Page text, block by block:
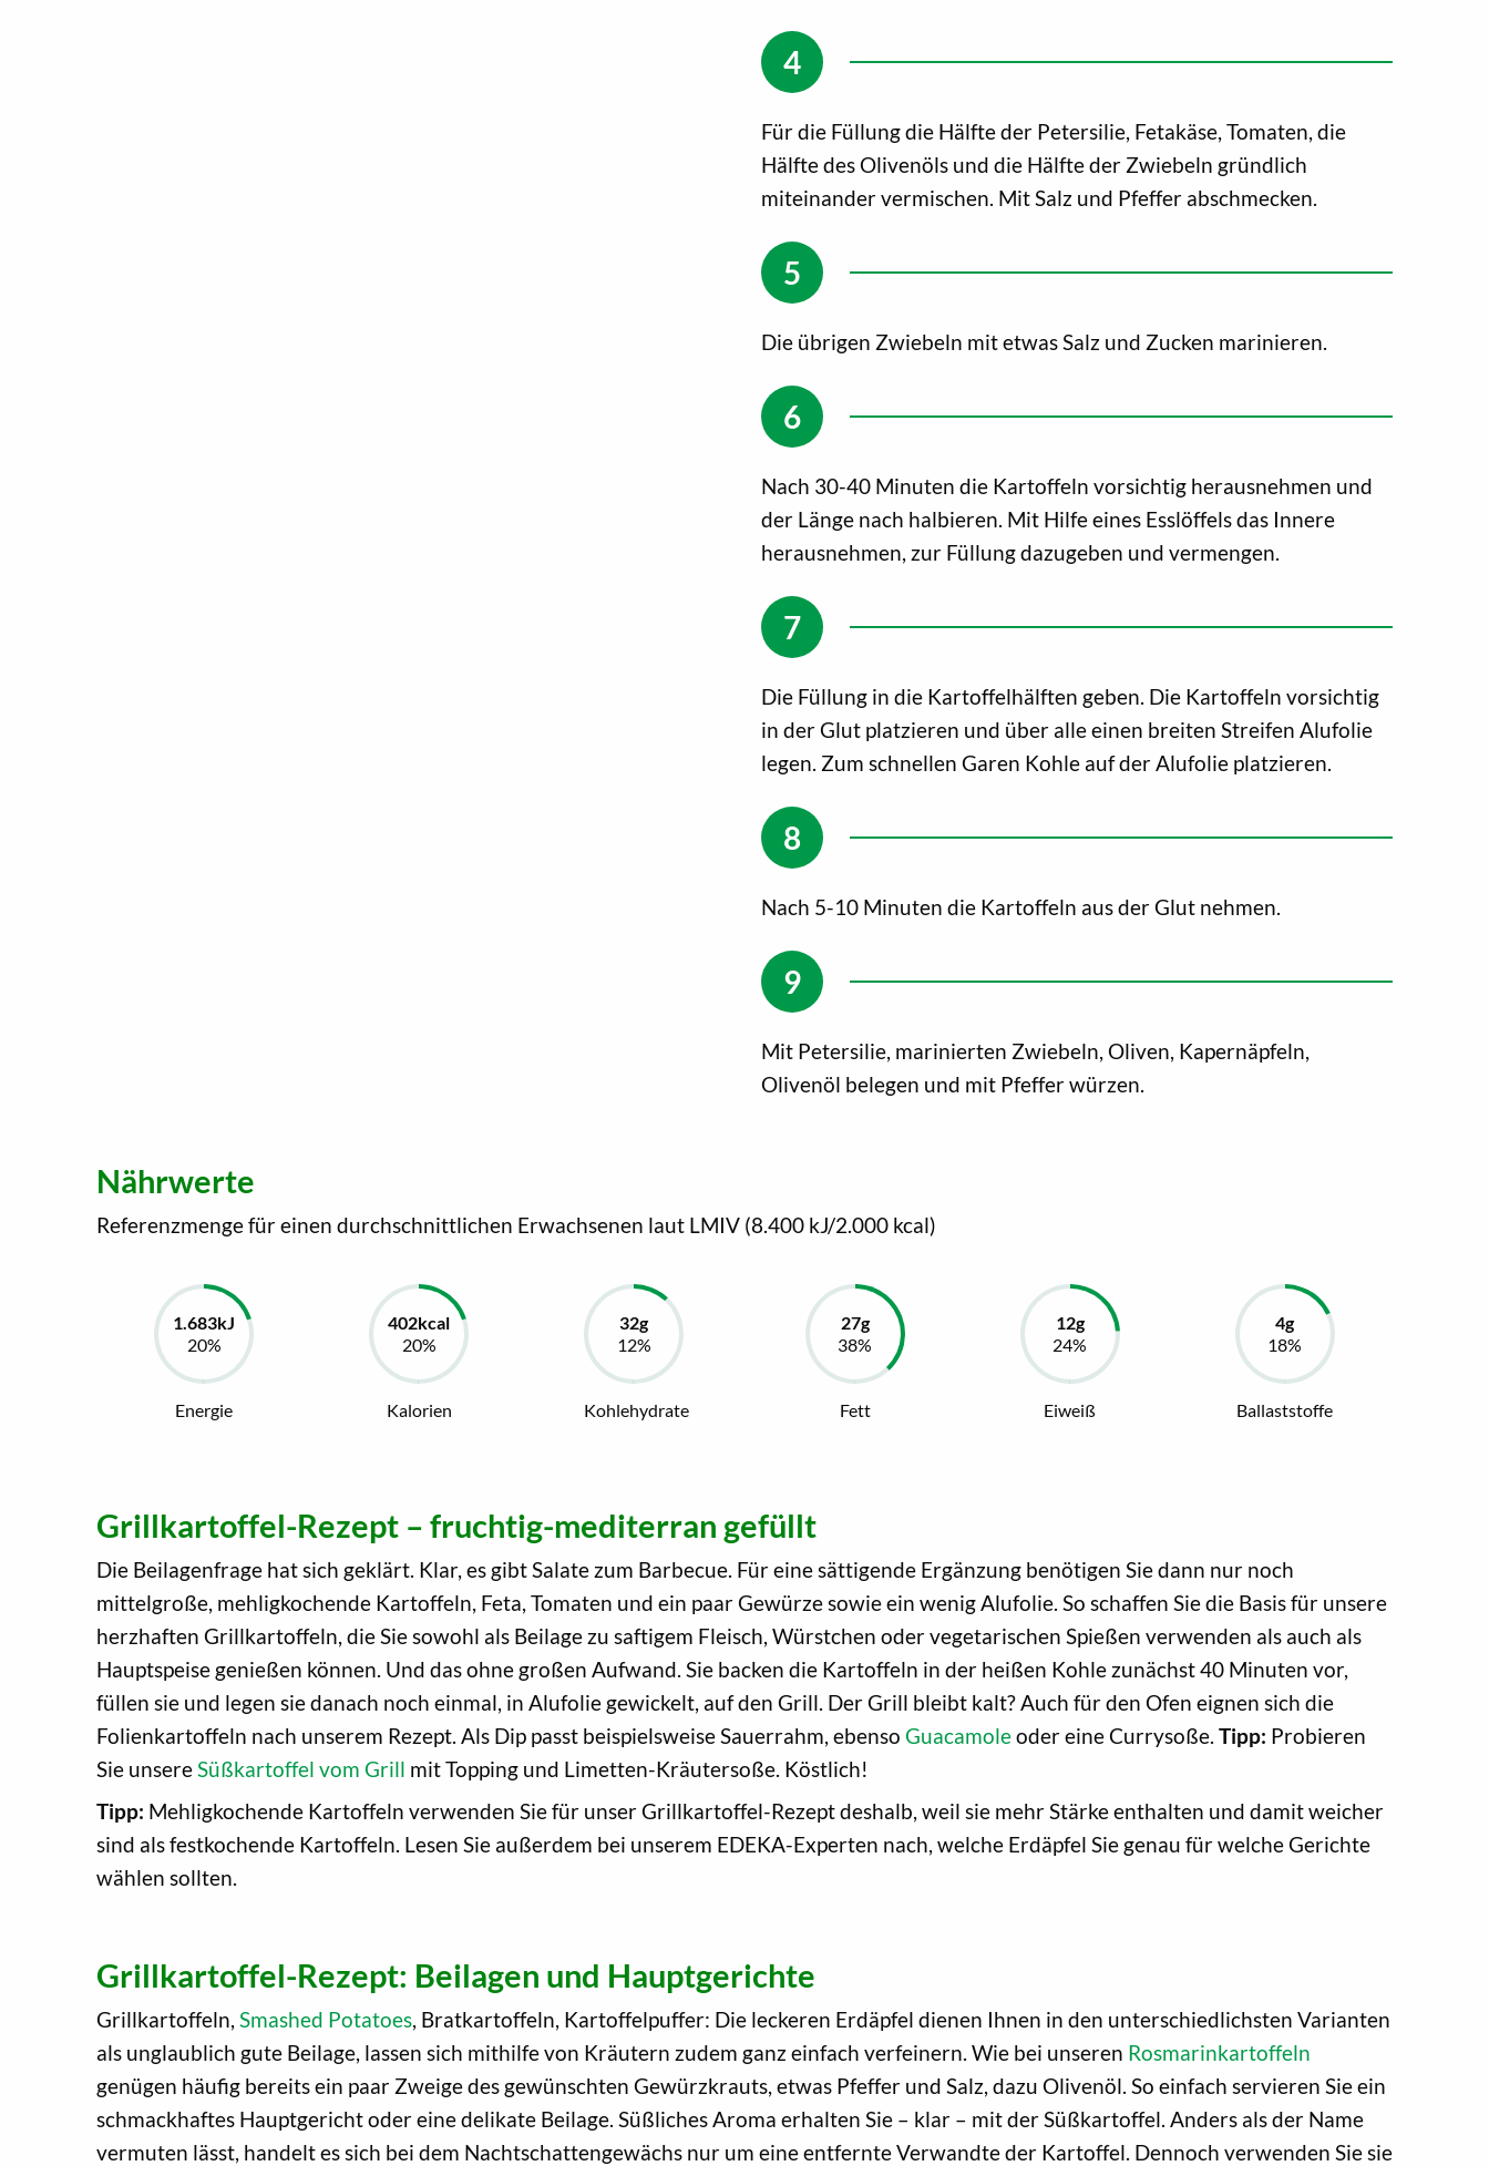
Für die Füllung die Hälfte der Petersilie, Fetakäse, Tomaten, die
Hälfte des Olivenöls und die Hälfte der Zwiebeln gründlich
miteinander vermischen. Mit Salz und Pfeffer abschmecken.
Die übrigen Zwiebeln mit etwas Salz und Zucken marinieren.
Nach 30-40 Minuten die Kartoffeln vorsichtig herausnehmen und
der Länge nach halbieren. Mit Hilfe eines Esslöffels das Innere
herausnehmen, zur Füllung dazugeben und vermengen.
Die Füllung in die Kartoffelhälften geben. Die Kartoffeln vorsichtig
in der Glut platzieren und über alle einen breiten Streifen Alufolie
legen. Zum schnellen Garen Kohle auf der Alufolie platzieren.
Nach 5-10 Minuten die Kartoffeln aus der Glut nehmen.
Mit Petersilie, marinierten Zwiebeln, Oliven, Kapernäpfeln,
Olivenöl belegen und mit Pfeffer würzen.
Nährwerte
Referenzmenge für einen durchschnittlichen Erwachsenen laut LMIV (8.400 kJ/2.000 kcal)
Energie Kalorien Kohlehydrate Fett Eiweiß Ballaststoffe
Grillkartoffel-Rezept – fruchtig-mediterran gefüllt
Die Beilagenfrage hat sich geklärt. Klar, es gibt Salate zum Barbecue. Für eine sättigende Ergänzung benötigen Sie dann nur noch
mittelgroße, mehligkochende Kartoffeln, Feta, Tomaten und ein paar Gewürze sowie ein wenig Alufolie. So schaffen Sie die Basis für unsere
herzhaften Grillkartoffeln, die Sie sowohl als Beilage zu saftigem Fleisch, Würstchen oder vegetarischen Spießen verwenden als auch als
Hauptspeise genießen können. Und das ohne großen Aufwand. Sie backen die Kartoffeln in der heißen Kohle zunächst 40 Minuten vor,
füllen sie und legen sie danach noch einmal, in Alufolie gewickelt, auf den Grill. Der Grill bleibt kalt? Auch für den Ofen eignen sich die
Folienkartoffeln nach unserem Rezept. Als Dip passt beispielsweise Sauerrahm, ebenso Guacamoleoder eine Currysoße. Tipp: Probieren
Sie unsere Süßkartoffel vom Grill mit Topping und Limetten-Kräutersoße. Köstlich!
Tipp: Mehligkochende Kartoffeln verwenden Sie für unser Grillkartoffel-Rezept deshalb, weil sie mehr Stärke enthalten und damit weicher
sind als festkochende Kartoffeln. Lesen Sie außerdem bei unserem EDEKA-Experten nach, welche Erdäpfel Sie genau für welche Gerichte
wählen sollten.
Grillkartoffel-Rezept: Beilagen und Hauptgerichte
Grillkartoffeln, Smashed Potatoes , Bratkartoffeln, Kartoffelpuffer: Die leckeren Erdäpfel dienen Ihnen in den unterschiedlichsten Varianten
als unglaublich gute Beilage, lassen sich mithilfe von Kräutern zudem ganz einfach verfeinern. Wie bei unseren Rosmarinkartoffeln
genügen häufig bereits ein paar Zweige des gewünschten Gewürzkrauts, etwas Pfeffer und Salz, dazu Olivenöl. So einfach servieren Sie ein
schmackhaftes Hauptgericht oder eine delikate Beilage. Süßliches Aroma erhalten Sie – klar – mit der Süßkartoffel. Anders als der Name
vermuten lässt, handelt es sich bei dem Nachtschattengewächs nur um eine entfernte Verwandte der Kartoffel. Dennoch verwenden Sie sie